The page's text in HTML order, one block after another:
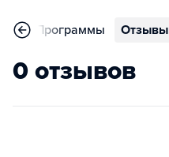
Программы Отзывы
0 отзывов